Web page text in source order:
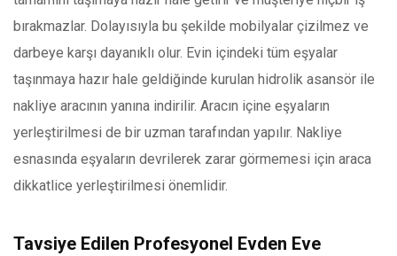
bırakmazlar. Dolayısıyla bu şekilde mobilyalar çizilmez ve
darbeye karşı dayanıklı olur. Evin içindeki tüm eşyalar
taşınmaya hazır hale geldiğinde kurulan hidrolik asansör ile
nakliye aracının yanına indirilir. Aracın içine eşyaların
yerleştirilmesi de bir uzman tarafından yapılır. Nakliye
esnasında eşyaların devrilerek zarar görmemesi için araca
dikkatlice yerleştirilmesi önemlidir.
Tavsiye Edilen Profesyonel Evden Eve